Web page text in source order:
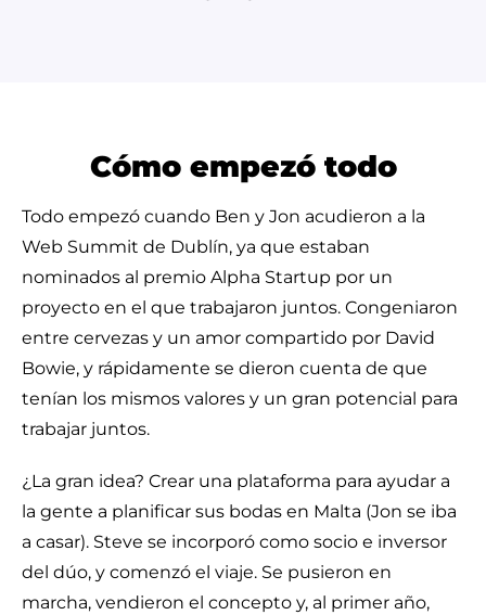
Cómo empezó todo
Todo empezó cuando Ben y Jon acudieron a la
Web Summit de Dublín, ya que estaban
nominados al premio Alpha Startup por un
proyecto en el que trabajaron juntos. Congeniaron
entre cervezas y un amor compartido por David
Bowie, y rápidamente se dieron cuenta de que
tenían los mismos valores y un gran potencial para
trabajar juntos.
¿La gran idea? Crear una plataforma para ayudar a
la gente a planificar sus bodas en Malta (Jon se iba
a casar). Steve se incorporó como socio e inversor
del dúo, y comenzó el viaje. Se pusieron en
marcha, vendieron el concepto y, al primer año,